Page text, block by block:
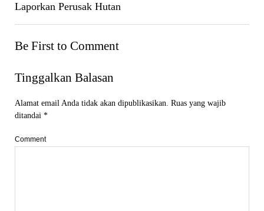
Laporkan Perusak Hutan
Be First to Comment
Tinggalkan Balasan
Alamat email Anda tidak akan dipublikasikan. Ruas yang wajib
ditandai *
Comment